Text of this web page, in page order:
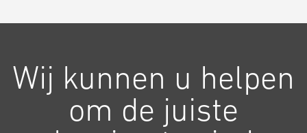
Sinds 2004 concentreert KUKA zich op het leveren van hypermoderne
automatiseringsoplossingen en houder van een Guinness World
Record voor 's werelds grootste en sterkste 6-assige industriële robot
Wij kunnen u helpen
om de juiste